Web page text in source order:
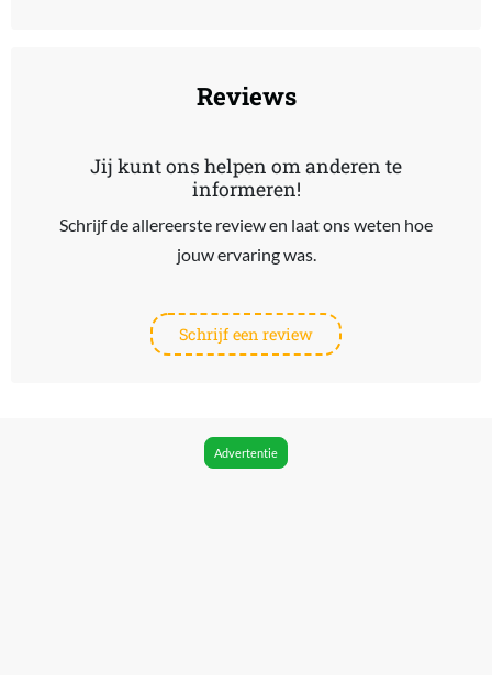
Reviews
Jij kunt ons helpen om anderen te
informeren!
Schrijf de allereerste review en laat ons weten hoe
jouw ervaring was.
Schrijf een review
Advertentie